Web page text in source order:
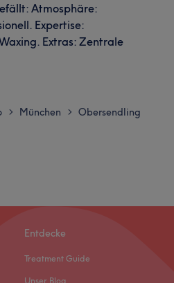
Atmosphäre:
Expertise:
Extras: Zentrale
> München > Obersendling
Entdecke
Treatment Guide
Unser Blog